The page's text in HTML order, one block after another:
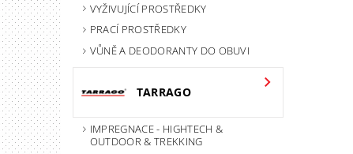
VYŽIVUJÍCÍ PROSTŘEDKY
PRACÍ PROSTŘEDKY
VŮNĚ A DEODORANTY DO OBUVI
TARRAGO
IMPREGNACE - HIGHTECH &
OUTDOOR & TREKKING